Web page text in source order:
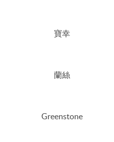
寶幸
蘭絲
Greenstone